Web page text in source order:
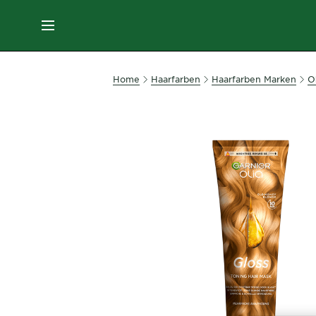
MENU
GESICHTSPFLEGE
Home Haarfarben Haarfarben Marken